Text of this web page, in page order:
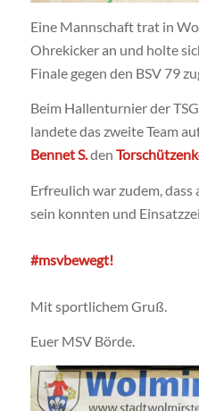
Eine Mannschaft trat in
Ohrekicker an und holte
Finale gegen den BSV 79
Beim Hallenturnier der
landete das zweite Team
Bennet S.den
Erfreulich war zudem, dass
sein konnten und
#msvbewegt!
Mit sportlichem Gruß.
Euer MSV Börde.